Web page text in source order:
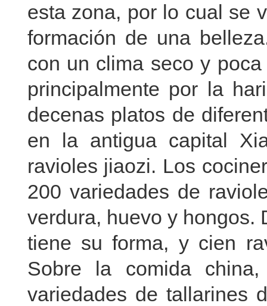
esta zona, por lo cual se
formación de una
con un clima seco y
principalmente por la
decenas platos de
en la antigua capital
ravioles jiaozi. Los
200 variedades de
verdura, huevo y hongos.
tiene su forma, y cien
Sobre la comida
variedades de tallarines